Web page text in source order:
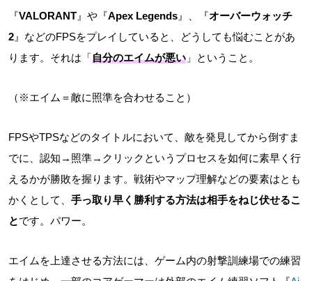
『VALORANT 』や『Apex Legends 』、『オーバーウォッチ
2 』などのFPSをプレイしていると、どうしても悩むことがあ
ります。それは「自分のエイムが悪い 」ということ。
（※エイム＝敵に照準を合わせること）
FPSやTPSなどのタイトルにおいて、敵を発見してから倒すま
でに、認知→照準→クリックというプロセスを如何に素早く行
えるかが勝敗を握ります。戦術やマップ理解などの要素はとも
かくとして、 手っ取り早く勝利する方法は相手をねじ伏せるこ
とです。パワー。
エイムを上達させる方法には、ゲーム内の射撃訓練場での練習